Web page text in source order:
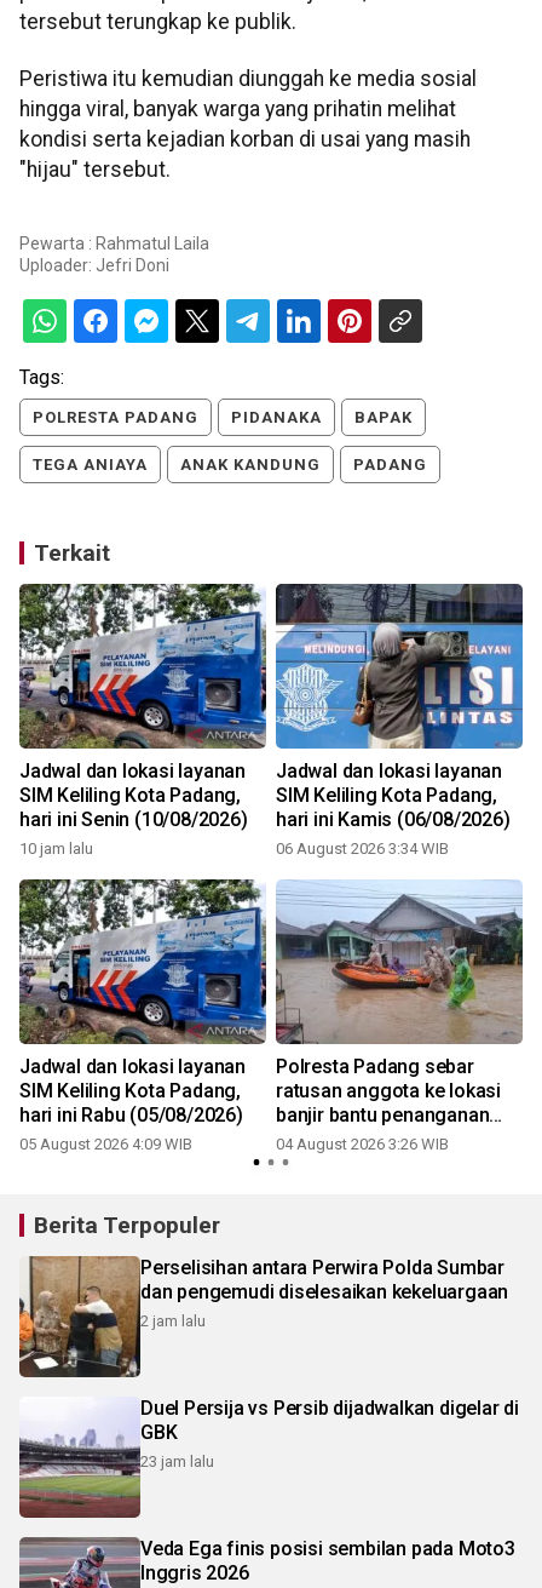
tersebut terungkap ke publik.
Peristiwa itu kemudian diunggah ke media sosial
hingga viral, banyak warga yang prihatin melihat
kondisi serta kejadian korban di usai yang masih
"hijau" tersebut.
Pewarta : Rahmatul Laila
Uploader: Jefri Doni
Tags:
POLRESTA PADANG PIDANAKA BAPAK
TEGA ANIAYA ANAK KANDUNG PADANG
Terkait
Jadwal dan lokasi layanan
SIM Keliling Kota Padang,
hari ini Senin (10/08/2026)
10 jam lalu
Jadwal dan lokasi layanan
SIM Keliling Kota Padang,
hari ini Kamis (06/08/2026)
06 August 2026 3:34 WIB
Jadwal dan lokasi layanan
SIM Keliling Kota Padang,
hari ini Rabu (05/08/2026)
05 August 2026 4:09 WIB
Polresta Padang sebar
ratusan anggota ke lokasi
banjir bantu penanganan
bencana
04 August 2026 3:26 WIB
Berita Terpopuler
Perselisihan antara Perwira Polda Sumbar
dan pengemudi diselesaikan kekeluargaan
2 jam lalu
Duel Persija vs Persib dijadwalkan digelar di
GBK
23 jam lalu
Veda Ega finis posisi sembilan pada Moto3
Inggris 2026